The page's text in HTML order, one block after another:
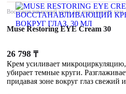
Восстанавливающий крем для кожи вокруг
Muse Restoring EYE Cream 30
26 798 ₸
Крем усиливает
убирает темные круги.
придавая зоне вокруг глаз свежий